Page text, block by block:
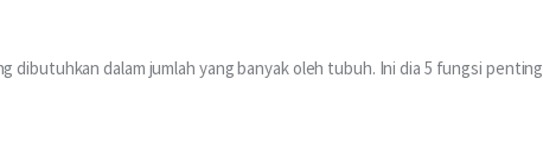
dibutuhkan dalam jumlah yang banyak oleh tubuh. Ini dia 5 fungsi penting